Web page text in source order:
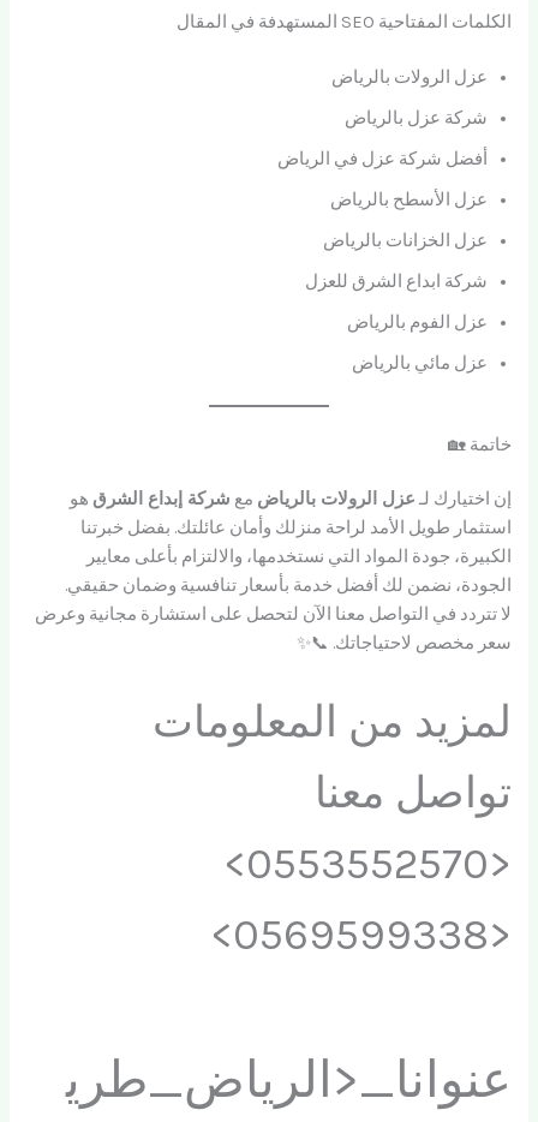
الكلمات المفتاحية SEO المستهدفة في المقال
عزل الرولات بالرياض
شركة عزل بالرياض
أفضل شركة عزل في الرياض
عزل الأسطح بالرياض
عزل الخزانات بالرياض
شركة ابداع الشرق للعزل
عزل الفوم بالرياض
عزل مائي بالرياض
خاتمة 🏡
إن اختيارك لـ عزل الرولات بالرياض مع شركة إبداع الشرق هو
استثمار طويل الأمد لراحة منزلك وأمان عائلتك. بفضل خبرتنا
الكبيرة، جودة المواد التي نستخدمها، والالتزام بأعلى معايير
الجودة، نضمن لك أفضل خدمة بأسعار تنافسية وضمان حقيقي.
لا تتردد في التواصل معنا الآن لتحصل على استشارة مجانية وعرض
سعر مخصص لاحتياجاتك. 📞✨
لمزيد من المعلومات
تواصل معنا
<0553552570>
<0569599338>
عنوانا_<الرياض_طري